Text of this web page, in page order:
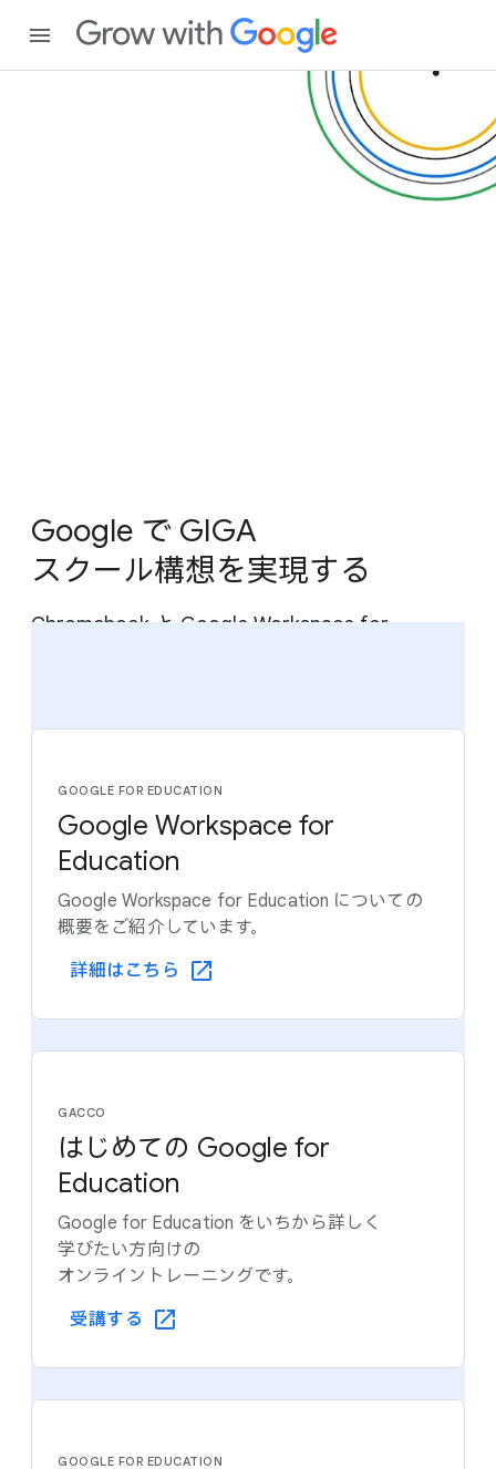
Google で​ GIGA
スクール構想を​実現する
Chromebook と​ Google Workspace for
GOOGLE FOR EDUCATION
Google Workspace for
Education
Google Workspace for Education に​ついての​
概要を​ご紹介しています。
詳細は​こちら
GACCO
はじめての Google for
Education
Google for Education を​いちから​詳しく​
学びたい方​向けの​
オンライントレーニングです。
受講する
GOOGLE FOR EDUCATION